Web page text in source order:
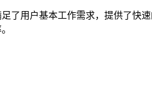
了用户基本工作需求，提供了快